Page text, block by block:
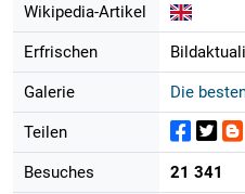
Wikipedia-Artikel
Erfrischen
Galerie Die
Teilen
Besuches 21 341